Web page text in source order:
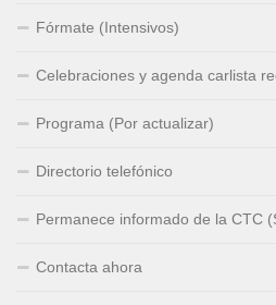
Fórmate (Intensivos)
Celebraciones y agenda carlista
Programa (Por actualizar)
Directorio telefónico
Permanece informado de la CTC
Contacta ahora